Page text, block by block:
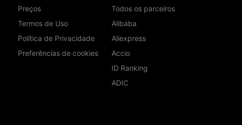
Preços
Termos de Uso
Política de Privacidade
Preferências de cookies
Todos os parceiros
Alibaba
Aliexpress
Accio
ID Ranking
ADIC